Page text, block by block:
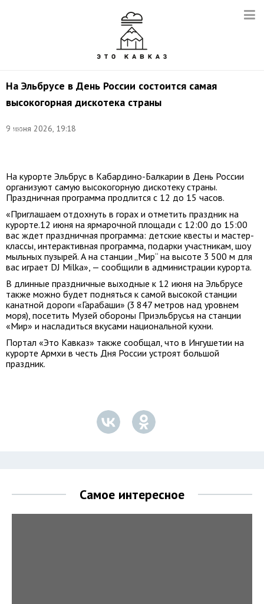
На Эльбрусе в День России состоится самая
высокогорная дискотека страны
9 июня 2026, 19:18
Елена
На курорте Эльбрус в Кабардино-Балкарии в День России
организуют самую высокогорную дискотеку страны.
Праздничная программа продлится с 12 до 15 часов.
«Приглашаем отдохнуть в горах и отметить праздник на
курорте.12 июня на ярмарочной площади с 12:00 до 15:00
вас ждет праздничная программа: детские квесты и мастер-
классы, интерактивная программа, подарки участникам, шоу
мыльных пузырей. А на станции „Мир“ на высоте 3 500 м для
вас играет DJ Milka», — сообщили в администрации курорта.
В длинные праздничные выходные к 12 июня на Эльбрусе
также можно будет подняться к самой высокой станции
канатной дороги «Гарабаши» (3 847 метров над уровнем
моря), посетить Музей обороны Приэльбрусья на станции
«Мир» и насладиться вкусами национальной кухни.
Портал «Это Кавказ» также сообщал, что в Ингушетии на
курорте Армхи в честь Дня России устроят большой
праздник.
Самое интересное